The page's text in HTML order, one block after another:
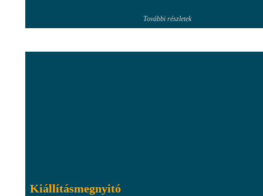
További részletek
Kiállításmegnyitó